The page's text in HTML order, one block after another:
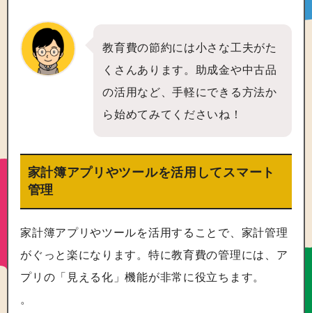
教育費の節約には小さな工夫がた
くさんあります。助成金や中古品
の活用など、手軽にできる方法か
ら始めてみてくださいね！
家計簿アプリやツールを活用してスマート
管理
家計簿アプリやツールを活用することで、家計管理
がぐっと楽になります。特に教育費の管理には、ア
プリの「見える化」機能が非常に役立ちます。
。